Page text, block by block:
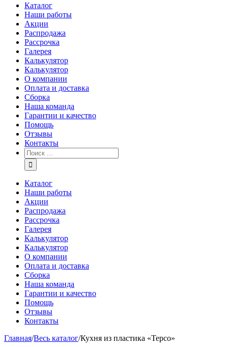
Каталог
Наши работы
Акции
Распродажа
Рассрочка
Галерея
Калькулятор
Калькулятор
О компании
Оплата и доставка
Сборка
Наша команда
Гарантии и качество
Помощь
Отзывы
Контакты
Каталог
Наши работы
Акции
Распродажа
Рассрочка
Галерея
Калькулятор
Калькулятор
О компании
Оплата и доставка
Сборка
Наша команда
Гарантии и качество
Помощь
Отзывы
Контакты
Главная/Весь каталог/Кухня из пластика «Терсо»